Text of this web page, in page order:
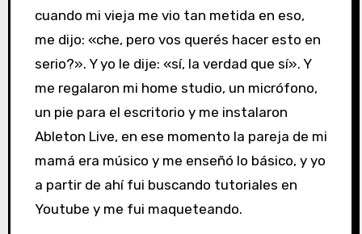
cuando mi vieja me vio tan metida en eso,
me dijo: «che, pero vos querés hacer esto en
serio?». Y yo le dije: «sí, la verdad que sí». Y
me regalaron mi home studio, un micrófono,
un pie para el escritorio y me instalaron
Ableton Live, en ese momento la pareja de mi
mamá era músico y me enseñó lo básico, y yo
a partir de ahí fui buscando tutoriales en
Youtube y me fui maqueteando.